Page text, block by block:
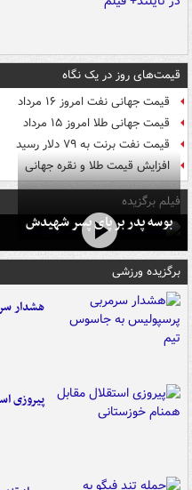
قیمت‌های روز در یک نگاه
قیمت جهانی نفت امروز ۱۶ مرداد
قیمت جهانی طلا امروز ۱۵ مرداد
قیمت نفت برنت به ۷۹ دلار رسید
افزایش قیمت طلا و نقره جهانی
فیلم برگزیده
بوسه‌ پدر بر پای پسر شهیدش
برگزیده ورزشی
هشدار
پیروزی